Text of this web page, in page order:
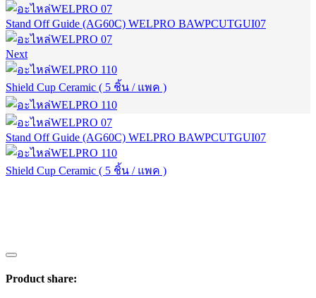
Stand Off Guide (AG60C) WELPRO BAWPCUTGUI07
Next
Shield Cup Ceramic ( 5 ชิ้น / แพค )
Stand Off Guide (AG60C) WELPRO BAWPCUTGUI07
Shield Cup Ceramic ( 5 ชิ้น / แพค )
Product share: